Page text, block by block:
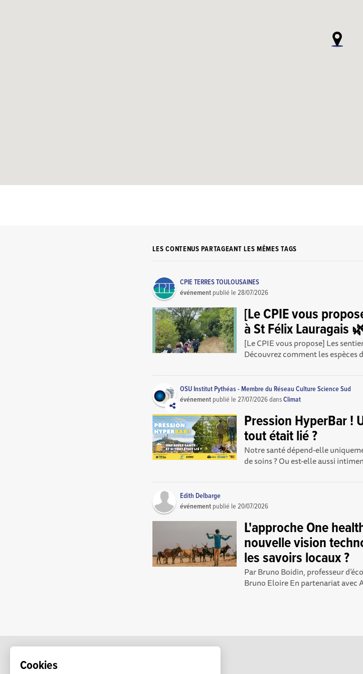
Cookies
LES CONTENUS PARTAGEANT LES MÊMES TAGS
CPIE TERRES TOULOUSAINES
événement publié le28/07/2026
[Le CPIE vous
à St Félix Lauragais
[Le CPIE vous propose] Les
Découvrez comment les espèces
OSU Institut Pythéas - Membre du Réseau Culture Science Sud
événement publié le27/07/2026dansClimat
Pression HyperBar !
tout était lié ?
Notre santé dépend-elle
de soins ? Ou est-elle aussi
Edith Delbarge
événement publié le20/07/2026
L'approche One
nouvelle vision
les savoirs locaux ?
Par Bruno Boidin, professeur
Bruno Eloire En partenariat avec